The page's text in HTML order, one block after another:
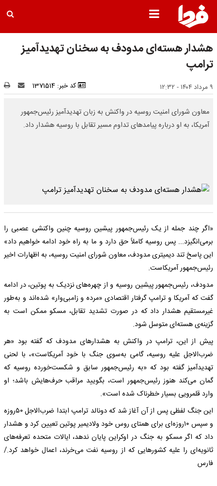
هشدار هسته‌ای مدودف به سخنان تهدیدآمیز
ترامپ
۹ مرداد ۱۴۰۴ - ۱۲:۳۲ کد خبر: 1371514
معاون شورای امنیت روسیه در واکنش به زبان تهدیدآمیز رئیس‌جمهور
آمریکا، به او درباره پیامدهای تداوم مسیر تقابل با روسیه هشدار داد.
«اگر چند جمله از یک رئیس‌جمهور پیشین روسیه چنین واکنشی عصبی‌ را
برمی‌انگیزد... پس روسیه کاملاً حق دارد و ما به راه خود ادامه خواهیم داد»
این پاسخ تند دیمیتری مدودف، معاون شورای امنیت روسیه، به اظهارات اخیر
رئیس‌جمهور آمریکاست.
مدودف، رئیس‌جمهور پیشین روسیه و از چهره‌های نزدیک به پوتین، در ادامه
گفت که آمریکا و ترامپ گرفتار اقتصادی «مرده و زامبی‌وار» شده‌اند و به‌طور
غیرمستقیم هشدار داد که در صورت تشدید تقابل، مسکو ممکن است به
گزینه‌ی هسته‌ای متوسل شود.
پیش از این، ترامپ در واکنش به هشدارهای مدودف که گفته بود «هر
ضرب‌الاجل علیه روسیه، گامی به‌سوی جنگ با خود آمریکاست»، با لحنی
تهدیدآمیز گفته بود که «به رئیس‌جمهور سابق و شکست‌خورده روسیه که
گمان می‌کند هنوز رئیس‌جمهور است، بگویید مراقب حرف‌هایش باشد؛ او
وارد قلمرویی بسیار خطرناک شده است».
این جنگ لفظی پس از آن آغاز شد که دونالد ترامپ ابتدا ضرب‌الاجل ۵۰روزه
و سپس ۱۰روزه‌ای برای همتای روس خود ولادیمیر پوتین تعیین کرد و هشدار
داد که اگر مسکو به جنگ در اوکراین پایان ندهد، ایالات متحده تعرفه‌های
ثانویه‌ای را علیه کشورهایی که از روسیه نفت می‌خرند، اعمال خواهد کرد./
فارس